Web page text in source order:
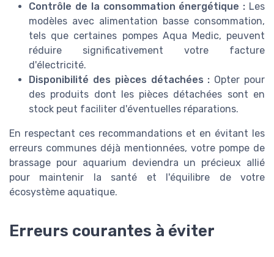
Contrôle de la consommation énergétique : Les
modèles avec alimentation basse consommation,
tels que certaines pompes Aqua Medic, peuvent
réduire significativement votre facture
d'électricité.
Disponibilité des pièces détachées : Opter pour
des produits dont les pièces détachées sont en
stock peut faciliter d'éventuelles réparations.
En respectant ces recommandations et en évitant les
erreurs communes déjà mentionnées, votre pompe de
brassage pour aquarium deviendra un précieux allié
pour maintenir la santé et l'équilibre de votre
écosystème aquatique.
Erreurs courantes à éviter